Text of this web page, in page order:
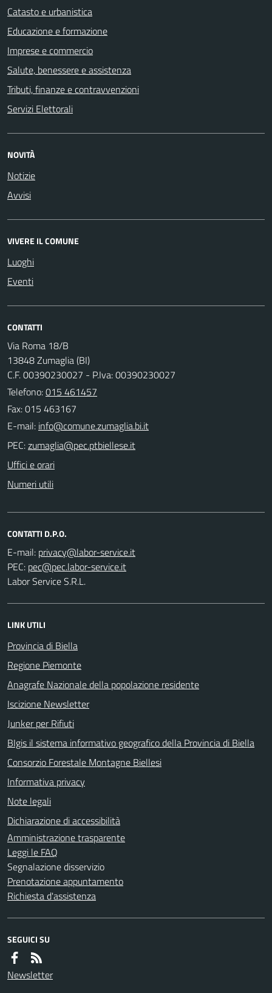
Catasto e urbanistica
Educazione e formazione
Imprese e commercio
Salute, benessere e assistenza
Tributi, finanze e contravvenzioni
Servizi Elettorali
NOVITÀ
Notizie
Avvisi
VIVERE IL COMUNE
Luoghi
Eventi
CONTATTI
Via Roma 18/B
13848 Zumaglia (BI)
C.F. 00390230027 - P.Iva: 00390230027
Telefono:015 461457
Fax: 015 463167
E-mail:
PEC:
Uffici e orari
Numeri utili
CONTATTI D.P.O.
E-mail:
PEC:
Labor Service S.R.L.
LINK UTILI
Provincia di Biella
Regione Piemonte
Anagrafe Nazionale della popolazione residente
Iscizione Newsletter
Junker per Rifiuti
BIgis il sistema informativo geografico della Provincia di Biella
Consorzio Forestale Montagne Biellesi
Informativa privacy
Note legali
Dichiarazione di accessibilità
Amministrazione trasparente
Leggi le FAQ
Segnalazione disservizio
Prenotazione appuntamento
Richiesta d'assistenza
SEGUICI SU
Newsletter